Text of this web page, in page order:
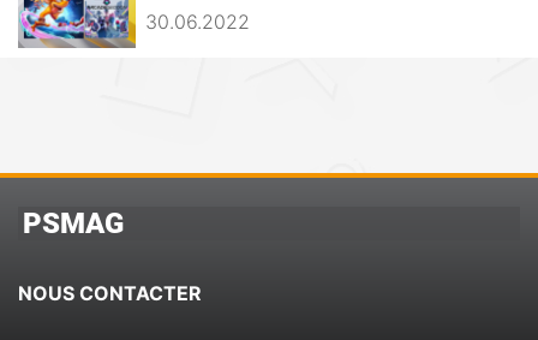
30.06.2022
PSMAG
NOUS CONTACTER